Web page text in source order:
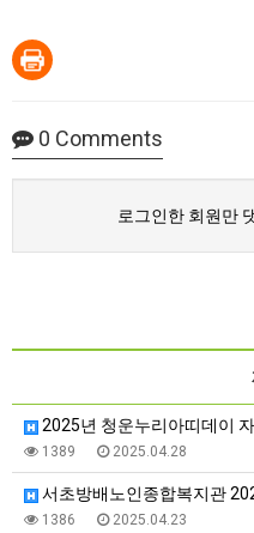
0 Comments
로그인한 회원만
2025년 청운누리아띠데이
1389 2025.04.28
서초방배노인종합복지관
1386 2025.04.23